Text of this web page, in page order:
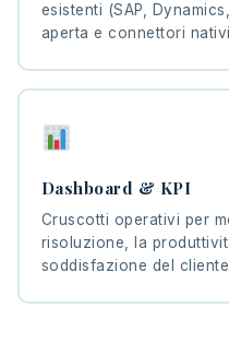
esistenti (SAP,
aperta e connettori
Dashboard & KPI
Cruscotti operativi per
risoluzione, la
soddisfazione del